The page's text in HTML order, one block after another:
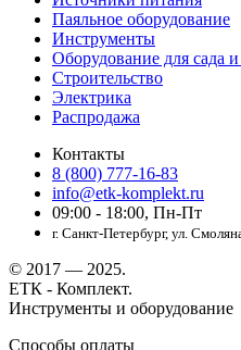
Паяльное оборудование
Инструменты
Оборудование для сада и
Строительство
Электрика
Распродажа
Контакты
8 (800) 777-16-83
info@etk-komplekt.ru
09:00 - 18:00, Пн-Пт
г. Санкт-Петербург, ул.
© 2017 — 2025.
ЕТК - Комплект.
Инструменты и оборудование
Способы оплаты